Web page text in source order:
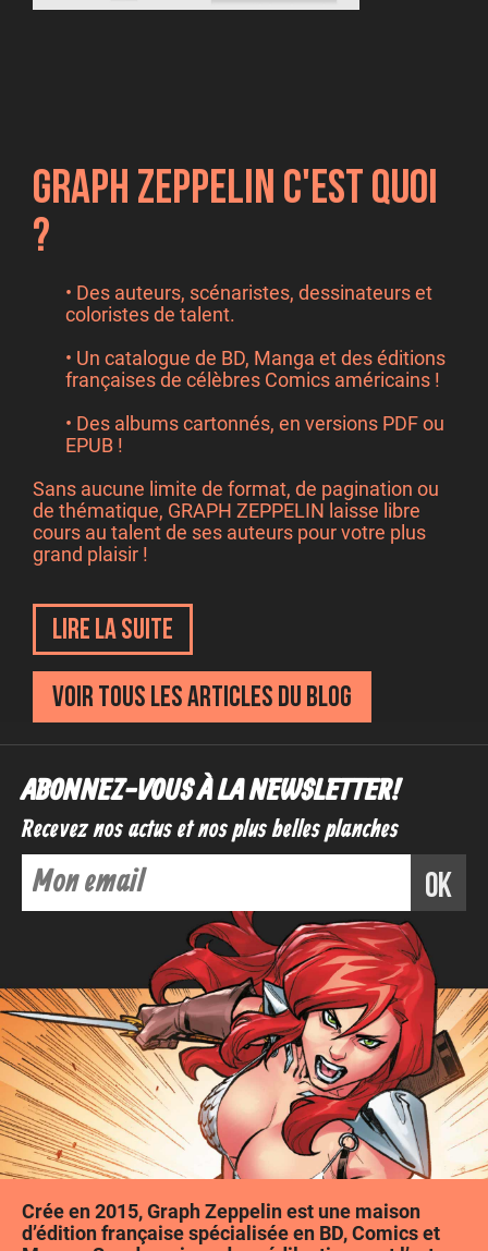
GRAPH ZEPPELIN C'EST QUOI
?
• Des auteurs, scénaristes, dessinateurs et
coloristes de talent.
• Un catalogue de BD, Manga et des éditions
françaises de célèbres Comics américains !
• Des albums cartonnés, en versions PDF ou
EPUB !
Sans aucune limite de format, de pagination ou
de thématique, GRAPH ZEPPELIN laisse libre
cours au talent de ses auteurs pour votre plus
grand plaisir !
Lire la suite
Voir tous les articles du blog
ABONNEZ-VOUS À LA NEWSLETTER !
Recevez nos actus et nos plus belles planches
ok
Crée en 2015, Graph Zeppelin est une maison
d’édition française spécialisée en BD, Comics et